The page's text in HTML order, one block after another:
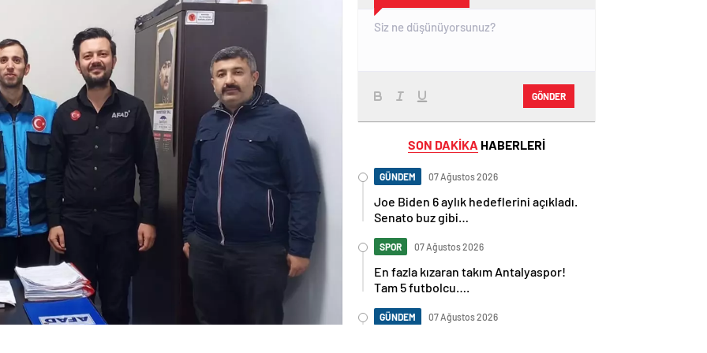
GÖNDER
SON DAKİKA HABERLERİ
GÜNDEM 07 Ağustos 2026
Joe Biden 6 aylık hedeflerini açıkladı.
Senato buz gibi…
SPOR 07 Ağustos 2026
En fazla kızaran takım Antalyaspor!
Tam 5 futbolcu….
GÜNDEM 07 Ağustos 2026